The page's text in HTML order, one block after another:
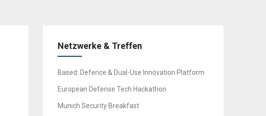
Netzwerke & Treffen
Based: Defence & Dual-Use Innovation Platform
European Defense Tech Hackathon
Munich Security Breakfast